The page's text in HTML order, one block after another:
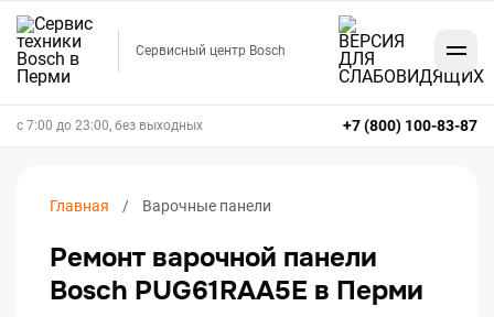
Сервисный центр Bosch
+7 (800) 100-83-87
с 7:00 до 23:00, без выходных
Главная Варочные панели
Ремонт варочной панели
Bosch PUG61RAA5E в Перми